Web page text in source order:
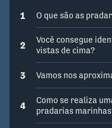
1 O que são as
2
Você consegue
vistas de cima?
3 Vamos nos
4
Como se realiza
pradarias